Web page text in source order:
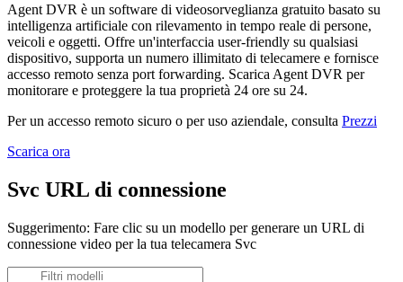
Agent DVR è un software di videosorveglianza gratuito basato su
intelligenza artificiale con rilevamento in tempo reale di persone,
veicoli e oggetti. Offre un'interfaccia user-friendly su qualsiasi
dispositivo, supporta un numero illimitato di telecamere e fornisce
accesso remoto senza port forwarding. Scarica Agent DVR per
monitorare e proteggere la tua proprietà 24 ore su 24.
Per un accesso remoto sicuro o per uso aziendale, consulta Prezzi
Scarica ora
Svc URL di connessione
Suggerimento: Fare clic su un modello per generare un URL di
connessione video per la tua telecamera Svc